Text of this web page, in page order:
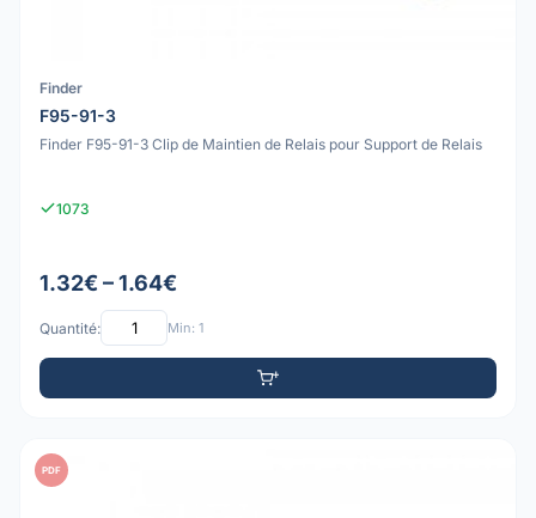
Finder
F95-91-3
Finder F95-91-3 Clip de Maintien de Relais pour Support de Relais
1073
1.32€ – 1.64€
Quantité: Min: 1
PDF